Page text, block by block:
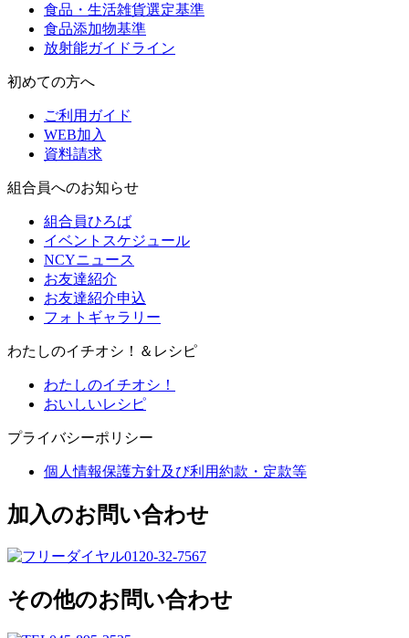
食品・生活雑貨選定基準
食品添加物基準
放射能ガイドライン
初めての方へ
ご利用ガイド
WEB加入
資料請求
組合員へのお知らせ
組合員ひろば
イベントスケジュール
NCYニュース
お友達紹介
お友達紹介申込
フォトギャラリー
わたしのイチオシ！＆レシピ
わたしのイチオシ！
おいしいレシピ
プライバシーポリシー
個人情報保護方針及び利用約款・定款等
加入のお問い合わせ
0120-32-7567
その他のお問い合わせ